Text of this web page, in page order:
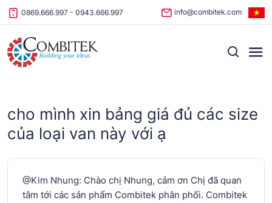
Skip to content
0869.666.997 - 0943.666.997 info@combitek.com
cho mình xin bảng giá đủ các size
của loại van này với ạ
@Kim Nhung: Chào chị Nhung, cảm ơn Chị đã quan
tâm tới các sản phẩm Combitek phân phối. Combitek